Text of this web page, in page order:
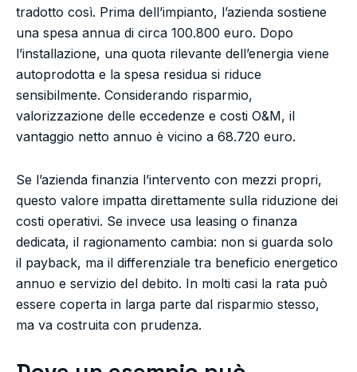
tradotto così. Prima dell’impianto, l’azienda sostiene
una spesa annua di circa 100.800 euro. Dopo
l’installazione, una quota rilevante dell’energia viene
autoprodotta e la spesa residua si riduce
sensibilmente. Considerando risparmio,
valorizzazione delle eccedenze e costi O&M, il
vantaggio netto annuo è vicino a 68.720 euro.
Se l’azienda finanzia l’intervento con mezzi propri,
questo valore impatta direttamente sulla riduzione dei
costi operativi. Se invece usa leasing o finanza
dedicata, il ragionamento cambia: non si guarda solo
il payback, ma il differenziale tra beneficio energetico
annuo e servizio del debito. In molti casi la rata può
essere coperta in larga parte dal risparmio stesso,
ma va costruita con prudenza.